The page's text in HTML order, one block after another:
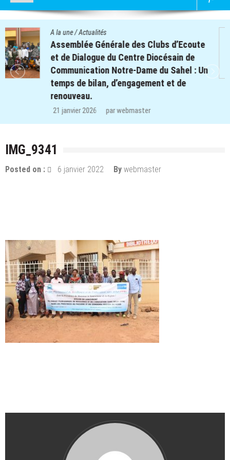
A la une/
Quatre cent soixante-deux (462)
des clubs d’écoute du projet REPERE
retrouvent le chemin de l’école dans
régions de Koulsé et de Yaadga.
29 décembre 2025
IMG_9341
Posted on : 6 janvier 2022 By webmaster